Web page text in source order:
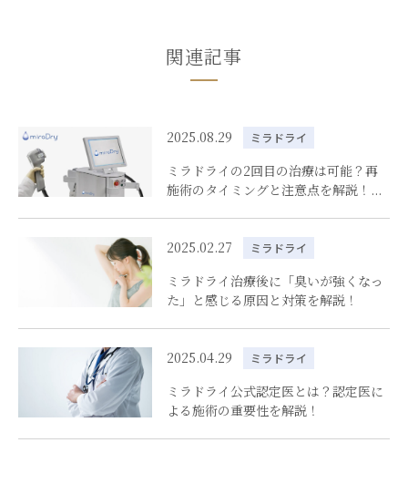
関連記事
2025.08.29 ミラドライ
ミラドライの2回目の治療は可能？再
施術のタイミングと注意点を解説！...
2025.02.27 ミラドライ
ミラドライ治療後に「臭いが強くなっ
た」と感じる原因と対策を解説！
2025.04.29 ミラドライ
ミラドライ公式認定医とは？認定医に
よる施術の重要性を解説！